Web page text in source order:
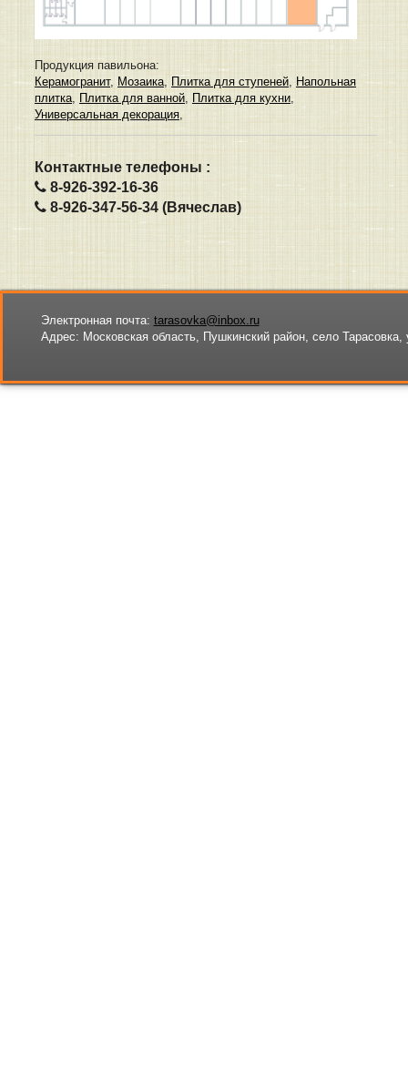
Продукция павильона:
Керамогранит, Мозаика Плитка для ступеней
Напольная
плитка
Плитка для ванной Плитка для кухни
Универсальная декорация
Контактные телефоны :
8-926-392-16-36
8-926-347-56-34 (Вячеслав)
Электронная почта: tarasovka@inbox.ru
Адрес: Московская область, Пушкинский район, село